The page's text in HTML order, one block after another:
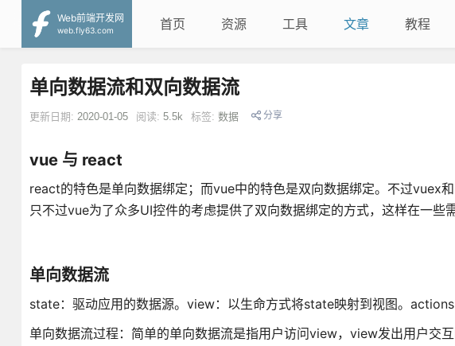
Web前端开发网
web.fly63.com
首页 资源 工具 文章 教程
单向数据流和双向数据流
更新日期: 2020-01-05 阅读: 5.5k 标签: 数据 分享
vue 与 react
react的特色是单向数据绑定；而vue中的特色是双向数据绑定。不过vuex
只不过vue为了众多UI控件的考虑提供了双向数据绑定的方式，这样在一些
单向数据流
state：驱动应用的数据源。view：以生命方式将state映射到视图。
单向数据流过程：简单的单向数据流是指用户访问view，view发出用户